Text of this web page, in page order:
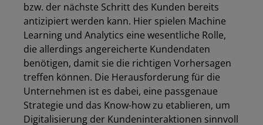
bzw. der nächste Schritt des Kunden bereits
antizipiert werden kann. Hier spielen Machine
Learning und Analytics eine wesentliche Rolle,
die allerdings angereicherte Kundendaten
benötigen, damit sie die richtigen Vorhersagen
treffen können. Die Herausforderung für die
Unternehmen ist es dabei, eine passgenaue
Strategie und das Know-how zu etablieren, um
Digitalisierung der Kundeninteraktionen sinnvoll